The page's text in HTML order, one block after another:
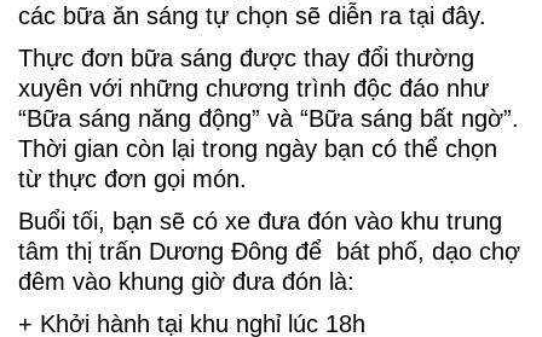
các bữa ăn sáng tự chọn sẽ diễn ra tại đây.
Thực đơn bữa sáng được thay đổi thường
xuyên với những chương trình độc đáo như
“Bữa sáng năng động” và “Bữa sáng bất ngờ”.
Thời gian còn lại trong ngày bạn có thể chọn
từ thực đơn gọi món.
Buổi tối, bạn sẽ có xe đưa đón vào khu trung
tâm thị trấn Dương Đông để bát phố, dạo chợ
đêm vào khung giờ đưa đón là:
+ Khởi hành tại khu nghỉ lúc 18h